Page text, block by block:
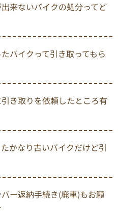
来ないバイクの処分ってど
バイクって引き取ってもら
き取りを依頼したところ有
かなり古いバイクだけど引
ー返納手続き(廃車)もお願